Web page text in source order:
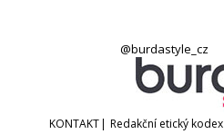
@burdastyle_cz
KONTAKT| Redakční etický kodex